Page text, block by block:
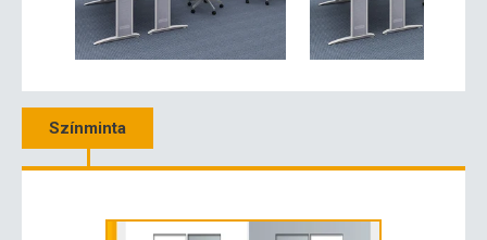
Színminta